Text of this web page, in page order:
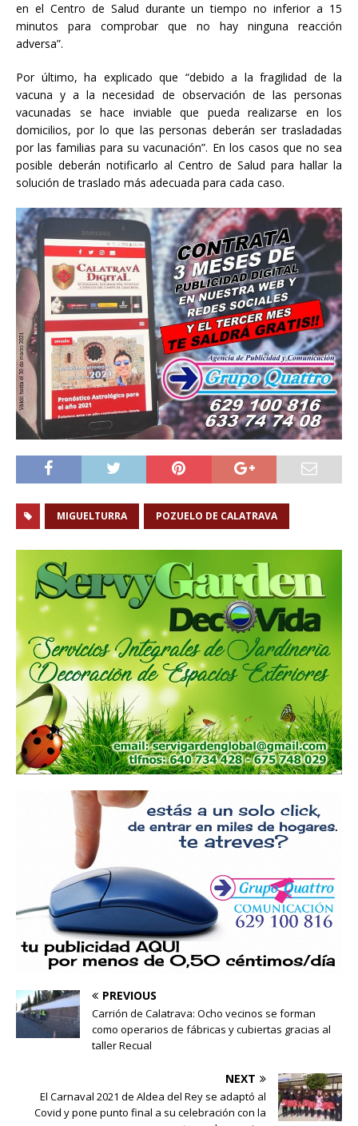
en el Centro de Salud durante un tiempo no inferior a 15
minutos para comprobar que no hay ninguna reacción
adversa”.
Por último, ha explicado que “debido a la fragilidad de la
vacuna y a la necesidad de observación de las personas
vacunadas se hace inviable que pueda realizarse en los
domicilios, por lo que las personas deberán ser trasladadas
por las familias para su vacunación”. En los casos que no sea
posible deberán notificarlo al Centro de Salud para hallar la
solución de traslado más adecuada para cada caso.
MIGUELTURRA POZUELO DE CALATRAVA
PREVIOUS
Carrión de Calatrava: Ocho vecinos se forman
como operarios de fábricas y cubiertas gracias al
taller Recual
NEXT
El Carnaval 2021 de Aldea del Rey se adaptó al
Covid y pone punto final a su celebración con la